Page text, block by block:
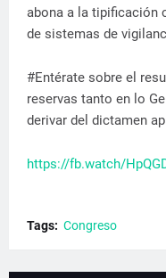
abona a la tipificación
de sistemas de
#Entérate sobre el
reservas tanto en lo
derivar del dictamen
https://fb.watch/
Tags: Congreso